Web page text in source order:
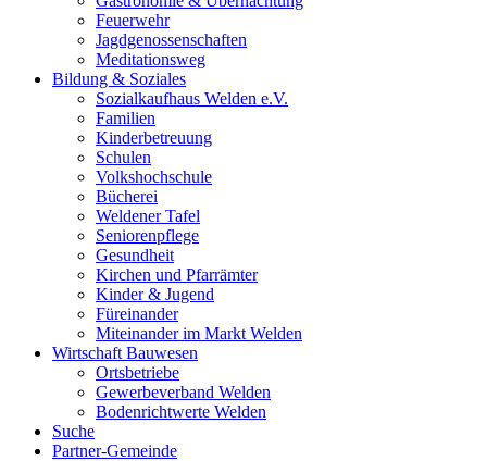
Feuerwehr
Jagdgenossenschaften
Meditationsweg
Bildung & Soziales
Sozialkaufhaus Welden e.V.
Familien
Kinderbetreuung
Schulen
Volkshochschule
Bücherei
Weldener Tafel
Seniorenpflege
Gesundheit
Kirchen und Pfarrämter
Kinder & Jugend
Füreinander
Miteinander im Markt Welden
Wirtschaft Bauwesen
Ortsbetriebe
Gewerbeverband Welden
Bodenrichtwerte Welden
Suche
Partner-Gemeinde